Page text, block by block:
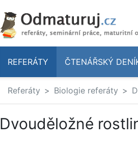
REFERÁTY ČTENÁŘSKÝ
Referáty Biologie referáty
Dvouděložné